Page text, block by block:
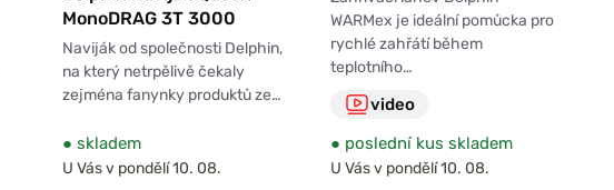
MonoDRAG 3T 3000
Naviják od společnosti Delphin,
na který netrpělivě čekaly
zejména fanynky produktů ze…
● skladem
U Vás v pondělí 10. 08.
WARMex je ideální pomůcka pro
rychlé zahřátí během
teplotního…
video
● poslední kus skladem
U Vás v pondělí 10. 08.